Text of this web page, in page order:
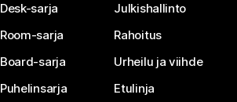
Desk-sarja
Room-sarja
Board-sarja
Puhelinsarja
Julkishallinto
Rahoitus
Urheilu ja viihde
Etulinja